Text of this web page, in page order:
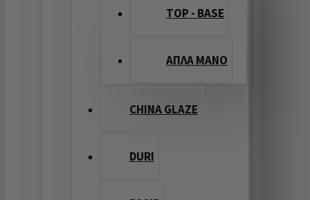
TOP - BASE
ΑΠΛΑ ΜΑΝΟ
CHINA GLAZE
DURI